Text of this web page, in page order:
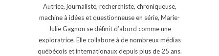
Autrice, journaliste, recherchiste, chroniqueuse,
machine à idées et questionneuse en série, Marie-
Julie Gagnon se définit d’abord comme une
exploratrice. Elle collabore à de nombreux médias
québécois et internationaux depuis plus de 25 ans.